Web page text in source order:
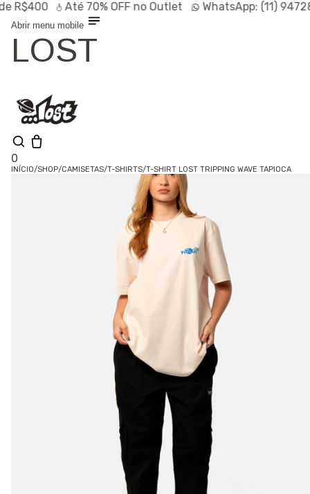
Até70% OFF no Outlet WhatsApp:(11) 94728-
Abrir menu mobile
LOST
0
INÍCIO/SHOP/CAMISETAS/T-SHIRTS/T-SHIRT LOST TRIPPING WAVE TAPIOCA